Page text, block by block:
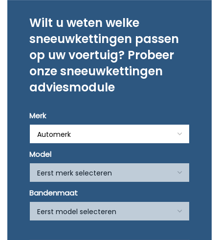
Wilt u weten welke
sneeuwkettingen passen
op uw voertuig? Probeer
onze sneeuwkettingen
adviesmodule
Merk
Model
Bandenmaat